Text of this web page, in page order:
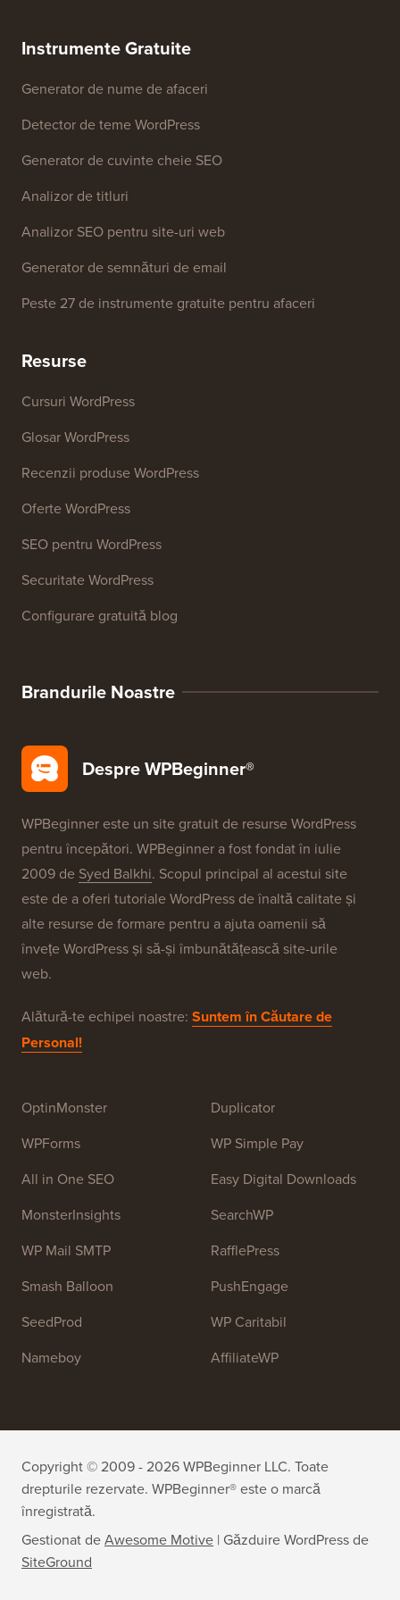
de revizuire
Presă & Resurse de brand
Instrumente Gratuite
Generator de nume de afaceri
Detector de teme WordPress
Generator de cuvinte cheie SEO
Analizor SEO pentru site-uri web
Generator de semnături de email
Peste 27 de instrumente gratuite pentru afaceri
Resurse
Cursuri WordPress
Glosar WordPress
Recenzii produse WordPress
SEO pentru WordPress
Configurare gratuită blog
Brandurile Noastre
Despre WPBeginner®
WPBeginner este un site gratuit de resurse WordPress
2009 deSyed Balkhi. Scopul principal al acestui site
este de a oferi tutoriale WordPress de înaltă calitate și
web.
Personal!
OptinMonster
WPForms
All in One SEO
WP Mail SMTP
Smash Balloon
SeedProd
Nameboy
Duplicator
WP Simple Pay
Easy Digital Downloads
RafflePress
PushEngage
WP Caritabil
AffiliateWP